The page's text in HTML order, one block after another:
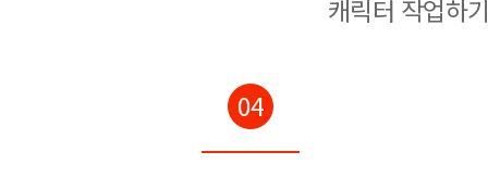
캐릭터 작업하
04